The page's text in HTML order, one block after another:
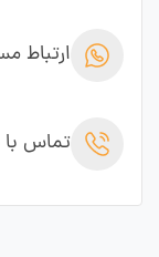
ارتباط
تماس با